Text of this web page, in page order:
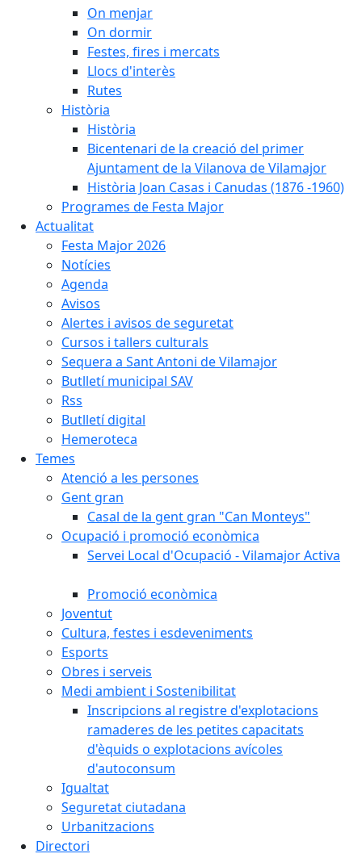
On menjar
On dormir
Festes, fires i mercats
Llocs d'interès
Rutes
Història
Història
Bicentenari de la creació del primer
Ajuntament de la Vilanova de Vilamajor
Història Joan Casas i Canudas (1876 -1960)
Programes de Festa Major
Actualitat
Festa Major 2026
Notícies
Agenda
Avisos
Alertes i avisos de seguretat
Cursos i tallers culturals
Sequera a Sant Antoni de Vilamajor
Butlletí municipal SAV
Rss
Butlletí digital
Hemeroteca
Temes
Atenció a les persones
Gent gran
Casal de la gent gran "Can Monteys"
Ocupació i promoció econòmica
Servei Local d'Ocupació - Vilamajor Activa
Promoció econòmica
Joventut
Cultura, festes i esdeveniments
Esports
Obres i serveis
Medi ambient i Sostenibilitat
Inscripcions al registre d'explotacions
ramaderes de les petites capacitats
d'èquids o explotacions avícoles
d'autoconsum
Igualtat
Seguretat ciutadana
Urbanitzacions
Directori